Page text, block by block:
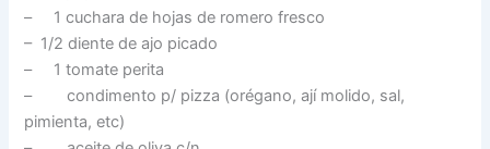
– 1 cuchara de hojas de romero fresco
– 1/2 diente de ajo picado
– 1 tomate perita
– condimento p/ pizza (orégano, ají molido, sal,
pimienta, etc)